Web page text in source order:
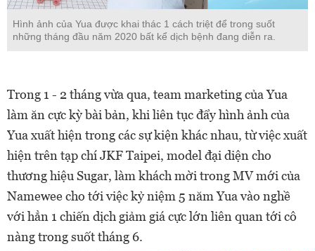
Hình ảnh của Yua được khai thác 1 cách triệt để trong suốt
những tháng đầu năm 2020 bất kể dịch bệnh đang diễn ra.
Trong 1 - 2 tháng vừa qua, team marketing của Yua
làm ăn cực kỳ bài bản, khi liên tục đẩy hình ảnh của
Yua xuất hiện trong các sự kiện khác nhau, từ việc xuất
hiện trên tạp chí JKF Taipei, model đại diện cho
thương hiệu Sugar, làm khách mời trong MV mới của
Namewee cho tới việc kỷ niệm 5 năm Yua vào nghề
với hẳn 1 chiến dịch giảm giá cực lớn liên quan tới cô
nàng trong suốt tháng 6.